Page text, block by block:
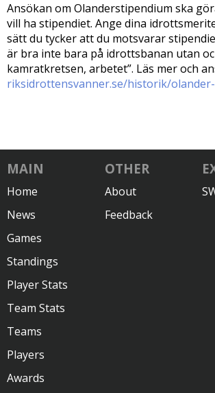
Ansökan om Olanderstipendium ska
vill ha stipendiet. Ange dina
sätt du tycker att du motsvarar
är bra inte bara på idrottsbanan utan
kamratkretsen, arbetet”. Läs mer och
riksidrottensvanner.se/historik/
MAIN
Home
News
Games
Standings
Player Stats
Team Stats
Teams
Players
Awards
OTHER
About
Feedback